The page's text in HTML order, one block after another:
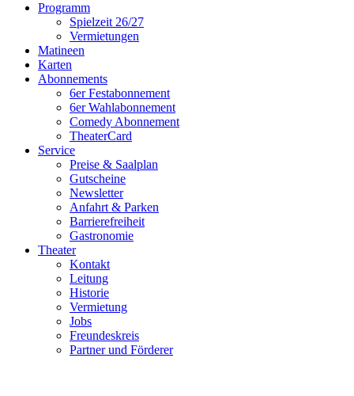
Programm
Spielzeit 26/27
Vermietungen
Matineen
Karten
Abonnements
6er Festabonnement
6er Wahlabonnement
Comedy Abonnement
TheaterCard
Service
Preise & Saalplan
Gutscheine
Newsletter
Anfahrt & Parken
Barrierefreiheit
Gastronomie
Theater
Kontakt
Leitung
Historie
Vermietung
Jobs
Freundeskreis
Partner und Förderer